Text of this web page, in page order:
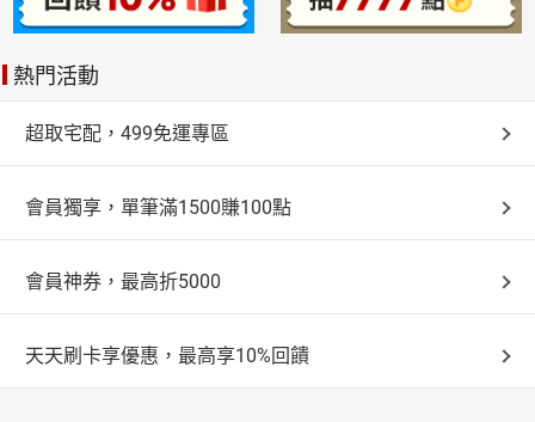
熱門活動
超取宅配，499免運專區
會員獨享，單筆滿1500賺100點
會員神券，最高折5000
天天刷卡享優惠，最高享10%回饋